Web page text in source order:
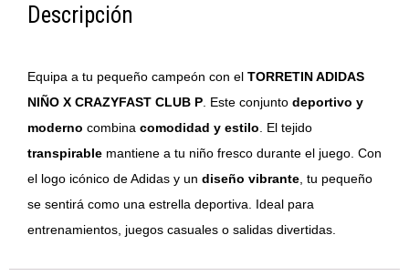
Descripción
Equipa a tu pequeño campeón con el TORRETIN ADIDAS
NIÑO X CRAZYFAST CLUB P . Este conjunto deportivo y
moderno combina comodidad y estilo . El tejido
transpirable mantiene a tu niño fresco durante el juego. Con
el logo icónico de Adidas y un diseño vibrante , tu pequeño
se sentirá como una estrella deportiva. Ideal para
entrenamientos, juegos casuales o salidas divertidas.